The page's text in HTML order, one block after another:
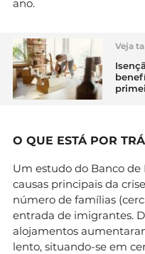
ano.
Veja
O QUE ESTÁ POR
Um estudo do Banco
causas principais da
número de famílias
entrada de imigrantes.
alojamentos
lento, situando-se em